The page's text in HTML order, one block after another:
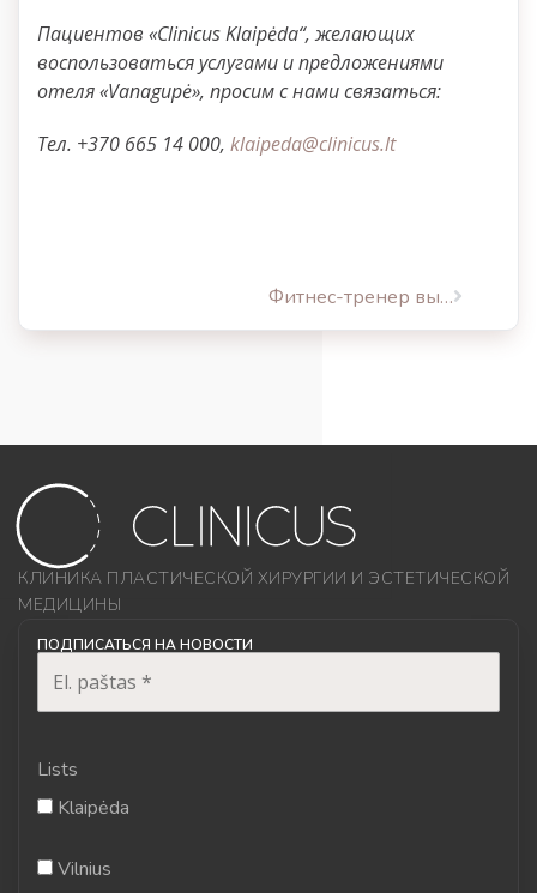
Пациентов «Clinicus Klaipėda“, желающих
воспользоваться услугами и предложениями
отеля «Vanagupė», просим с нами связаться:
Тел. +370 665 14 000, klaipeda@clinicus.lt
Фитнес-тренер выбрала комплекс процедур «Mommy Makeover“
КЛИНИКА ПЛАСТИЧЕСКОЙ ХИРУРГИИ И ЭСТЕТИЧЕСКОЙ
МЕДИЦИНЫ
ПОДПИСАТЬСЯ НА НОВОСТИ
Lists
Klaipėda
Vilnius